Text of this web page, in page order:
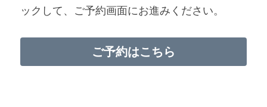
ックして、ご予約画面にお進みください。
ご予約はこちら